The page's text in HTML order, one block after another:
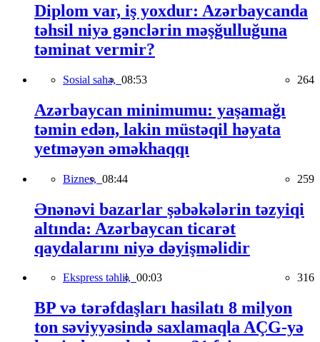
Diplom var, iş yoxdur: Azərbaycanda
təhsil niyə gənclərin məşğulluğuna
təminat vermir?
Sosial sahə, 08:53 264
Azərbaycan minimumu: yaşamağı
təmin edən, lakin müstəqil həyata
yetməyən əməkhaqqı
Biznes, 08:44 259
Ənənəvi bazarlar şəbəkələrin təzyiqi
altında: Azərbaycan ticarət
qaydalarını niyə dəyişməlidir
Ekspress təhlil, 00:03 316
BP və tərəfdaşları hasilatı 8 milyon
ton səviyyəsində saxlamaqla AÇG-yə